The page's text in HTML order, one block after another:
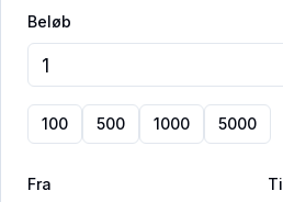
Beløb
100 500 1000 5000
Fra